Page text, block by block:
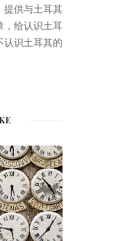
提供与土耳其
，给认识土耳
认识土耳其的